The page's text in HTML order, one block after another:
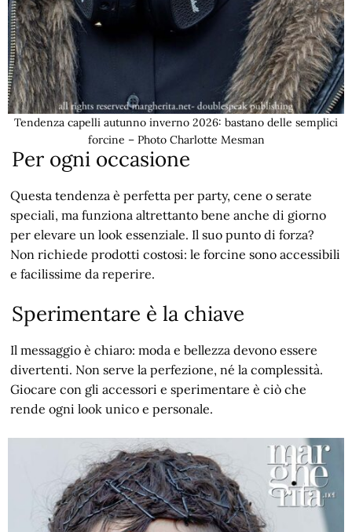
Tendenza capelli autunno inverno 2026: bastano delle semplici
forcine – Photo Charlotte Mesman
Per ogni occasione
Questa tendenza è perfetta per party, cene o serate
speciali, ma funziona altrettanto bene anche di giorno
per elevare un look essenziale. Il suo punto di forza?
Non richiede prodotti costosi: le forcine sono accessibili
e facilissime da reperire.
Sperimentare è la chiave
Il messaggio è chiaro: moda e bellezza devono essere
divertenti. Non serve la perfezione, né la complessità.
Giocare con gli accessori e sperimentare è ciò che
rende ogni look unico e personale.